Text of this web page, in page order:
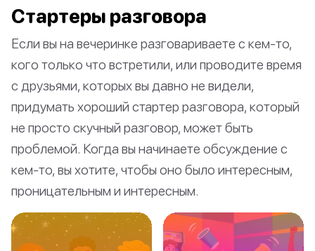
Стартеры разговора
Если вы на вечеринке разговариваете с кем-то,
кого только что встретили, или проводите время
с друзьями, которых вы давно не видели,
придумать хороший стартер разговора, который
не просто скучный разговор, может быть
проблемой. Когда вы начинаете обсуждение с
кем-то, вы хотите, чтобы оно было интересным,
проницательным и интересным.